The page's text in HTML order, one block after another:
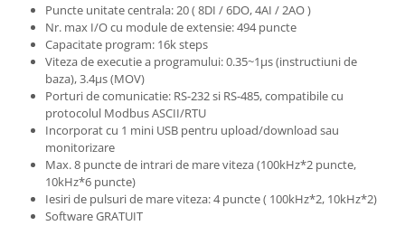
Surse de alimentare
MINI-PS
Modul Buffer
Module DC-UPC
Module redundanta
QUINT-PS
Seria Chrome
Seria CliQ II
Seria Dimensions
Seria DRA
Puncte unitate centrala: 20 ( 8DI / 6DO, 4AI / 2AO )
Nr. max I/O cu module de extensie: 494 puncte
Capacitate program: 16k steps
Viteza de executie a programului: 0.35~1µs (instructiuni de
baza), 3.4µs (MOV)
Porturi de comunicatie: RS-232 si RS-485, compatibile cu
protocolul Modbus ASCII/RTU
Incorporat cu 1 mini USB pentru upload/download sau
monitorizare
Max. 8 puncte de intrari de mare viteza (100kHz*2 puncte,
10kHz*6 puncte)
Iesiri de pulsuri de mare viteza: 4 puncte ( 100kHz*2, 10kHz*2)
Software GRATUIT